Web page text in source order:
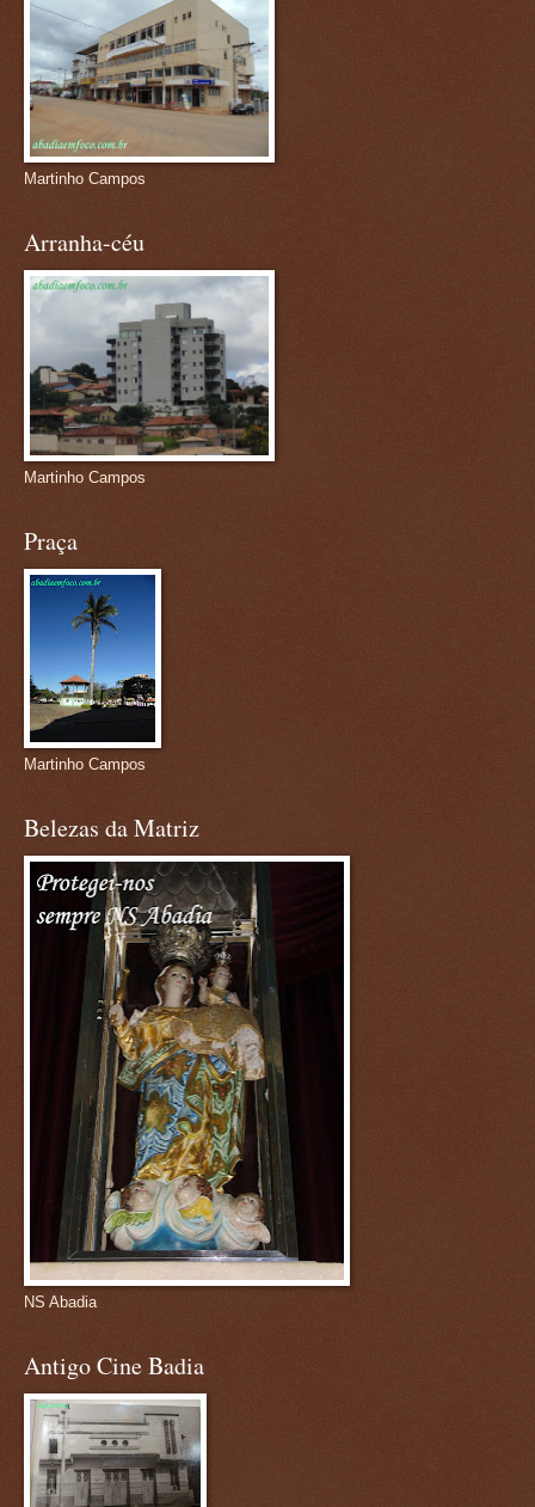
Martinho Campos
Arranha-céu
Martinho Campos
Praça
Martinho Campos
Belezas da Matriz
NS Abadia
Antigo Cine Badia